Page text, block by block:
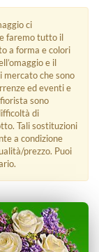
ci
faremo tutto il
a forma e colori
e il
mercato che sono
ed eventi e
sono
di
Tali sostituzioni
a condizione
prezzo. Puoi